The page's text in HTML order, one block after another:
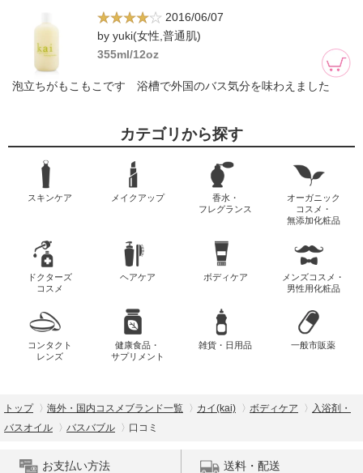
2016/06/07
by yuki(女性,普通肌)
355ml/12oz
泡立ちがもこもこです 浴槽で外国のバス気分を味わえました
カテゴリから探す
スキンケア メイクアップ
香水・
フレグランス
オーガニック
コスメ・
無添加化粧品
ドクターズ
コスメ
ヘアケア ボディケア
メンズコスメ・
男性用化粧品
コンタクト
レンズ
健康食品・
サプリメント
雑貨・日用品 一般市販薬
トップ 海外・国内コスメブランド一覧 カイ(kai) ボディケア
入浴剤・
バスオイル
バスバブル 口コミ
お支払い方法 送料・配送